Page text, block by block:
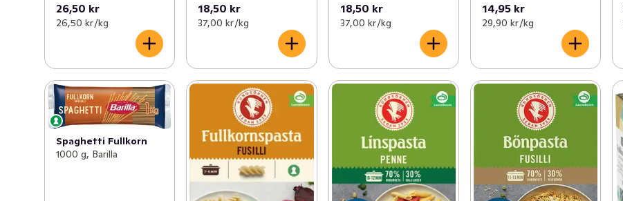
26,50 kr
26,50 kr /kg
18,50 kr
37,00 kr /kg
18,50 kr
37,00 kr /kg
14,95 kr
29,90 kr /kg
Spaghetti Fullkorn
1000 g, Barilla